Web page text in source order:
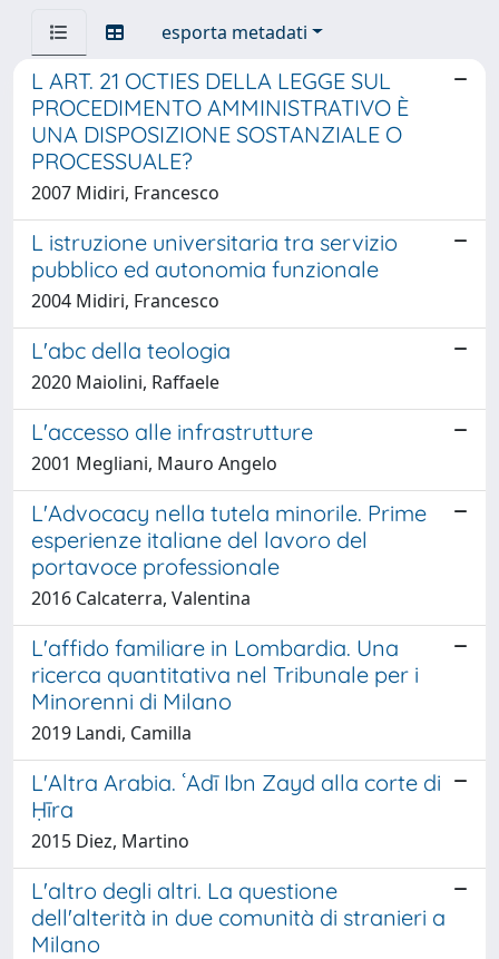
esporta metadati
L ART. 21 OCTIES DELLA LEGGE SUL
PROCEDIMENTO AMMINISTRATIVO È
UNA DISPOSIZIONE SOSTANZIALE O
PROCESSUALE?
2007 Midiri, Francesco
L istruzione universitaria tra servizio
pubblico ed autonomia funzionale
2004 Midiri, Francesco
L'abc della teologia
2020 Maiolini, Raffaele
L'accesso alle infrastrutture
2001 Megliani, Mauro Angelo
L'Advocacy nella tutela minorile. Prime
esperienze italiane del lavoro del
portavoce professionale
2016 Calcaterra, Valentina
L'affido familiare in Lombardia. Una
ricerca quantitativa nel Tribunale per i
Minorenni di Milano
2019 Landi, Camilla
L'Altra Arabia. ʿAdī Ibn Zayd alla corte di
Ḥīra
2015 Diez, Martino
L'altro degli altri. La questione
dell'alterità in due comunità di stranieri a
Milano